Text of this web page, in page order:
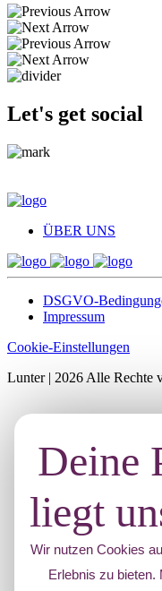
Let's get social
ÜBER UNS
DSGVO-
Impressum
Cookie-Einstellungen
Lunter | 2026 Alle Rechte
Deine
liegt
Wir nutzen Cookies
Erlebnis zu bieten.